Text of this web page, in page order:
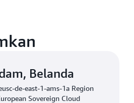
Belanda
de-east-1-ams-1a Region
Sovereign Cloud